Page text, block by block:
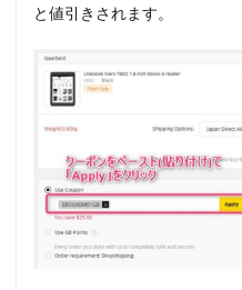
と値引きされます。